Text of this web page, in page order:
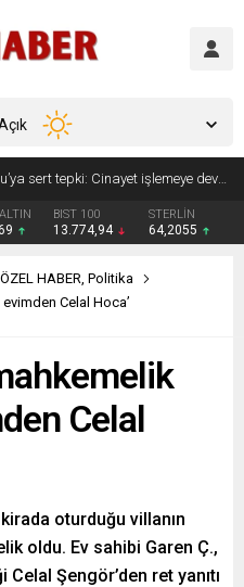
Son Dakika: Etimesgut Belediye Başkanı Erdal Beşikçioğlu görevden uzaklaştırıldı
BIST 100
13.774,94
STERLİN
64,2055
ÖZEL HABER, Politika
Celal Hoca’
Celal
oturduğu villanın
oldu. Ev sahibi Garen Ç.,
Celal Şengör’den ret yanıtı